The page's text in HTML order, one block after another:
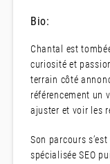
Bio:
Chantal est
curiosité et
terrain côté
référencement un
ajuster et voir les
Son parcours
spécialisée SEO